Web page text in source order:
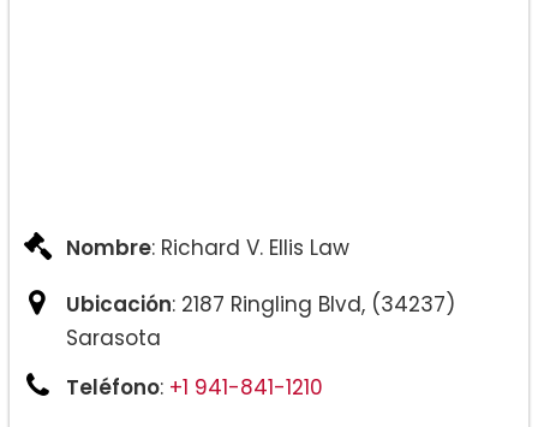
Nombre: Richard V. Ellis Law
Ubicación: 2187 Ringling Blvd, (34237)
Sarasota
Teléfono: +1 941-841-1210